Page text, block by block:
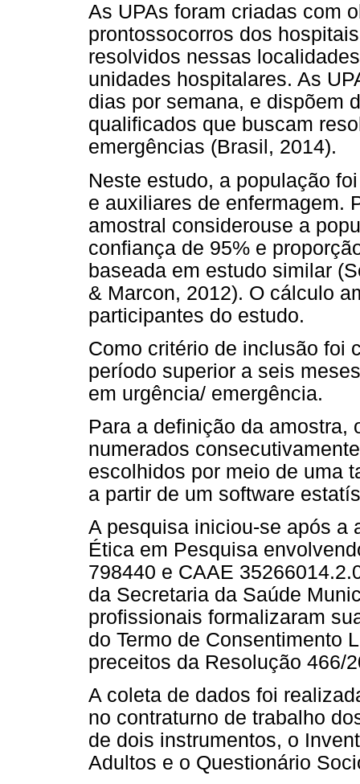
As UPAs foram criadas com
prontossocorros dos
resolvidos nessas
unidades hospitalares. As
dias por semana, e dispõem
qualificados que buscam
emergências (Brasil, 2014).
Neste estudo, a população
e auxiliares de enfermagem.
amostral considerouse a
confiança de 95% e
baseada em estudo similar
& Marcon, 2012). O cálculo
participantes do estudo.
Como critério de inclusão foi
período superior a seis
em urgência/ emergência.
Para a definição da
numerados
escolhidos por meio de uma
a partir de um software
A pesquisa iniciou-se após a
Ética em Pesquisa
798440 e CAAE
da Secretaria da Saúde
profissionais formalizaram
do Termo de Consentimento
preceitos da Resolução 466/
A coleta de dados foi
no contraturno de trabalho
de dois instrumentos, o
Adultos e o Questionário